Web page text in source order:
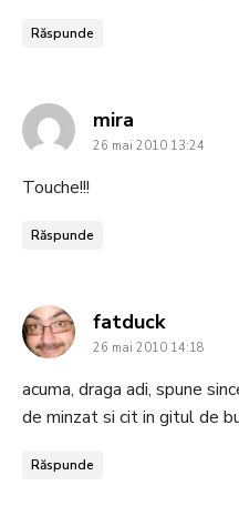
Răspunde
mira
26 mai 2010 13:24
Touche!!!
Răspunde
fatducksays:
26 mai 2010 14:18
acuma, draga adi, spune
de minzat si cit in gitul de
Răspunde